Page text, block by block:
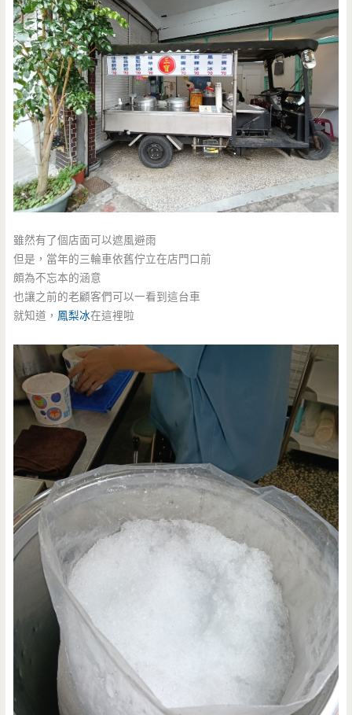
雖然有了個店面可以遮風避雨
但是，當年的三輪車依舊佇立在店門口前
頗為不忘本的涵意
也讓之前的老顧客們可以一看到這台車
就知道，鳳梨冰在這裡啦